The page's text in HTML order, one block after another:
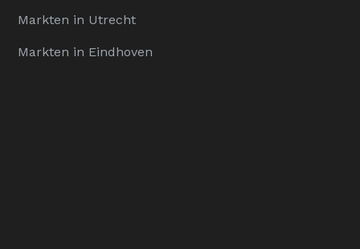
Markten in Utrecht
Markten in Eindhoven